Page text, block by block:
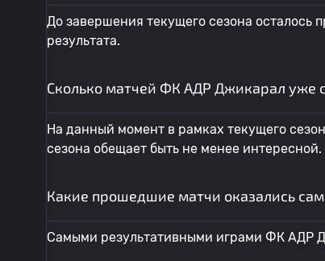
До завершения текущего сезона осталось
результата.
Сколько матчей ФК АДР Джикарал уже
На данный момент в рамках текущего
сезона обещает быть не менее интересной.
Какие прошедшие матчи оказались
Самыми результативными играми ФК АДР